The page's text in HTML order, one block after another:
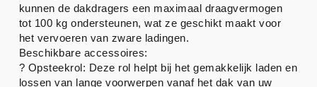
kunnen de dakdragers een maximaal draagvermogen
tot 100 kg ondersteunen, wat ze geschikt maakt voor
het vervoeren van zware ladingen.
Beschikbare accessoires:
? Opsteekrol: Deze rol helpt bij het gemakkelijk laden en
lossen van lange voorwerpen vanaf het dak van uw